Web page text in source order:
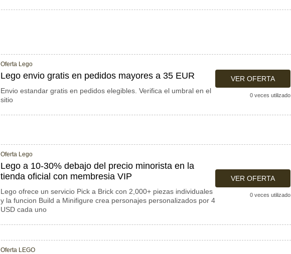
Oferta Lego
Lego envio gratis en pedidos mayores a 35 EUR
Envio estandar gratis en pedidos elegibles. Verifica el umbral en el
sitio
VER OFERTA
0 veces utilizado
Oferta Lego
Lego a 10-30% debajo del precio minorista en la
tienda oficial con membresia VIP
Lego ofrece un servicio Pick a Brick con 2,000+ piezas individuales
y la funcion Build a Minifigure crea personajes personalizados por 4
USD cada uno
VER OFERTA
0 veces utilizado
Oferta LEGO